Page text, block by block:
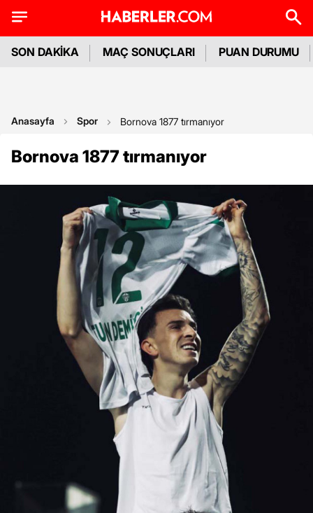
SON DAKİKA MAÇ SONUÇLARI PUAN DURUMU
Anasayfa Spor Bornova 1877 tırmanıyor
Bornova 1877 tırmanıyor